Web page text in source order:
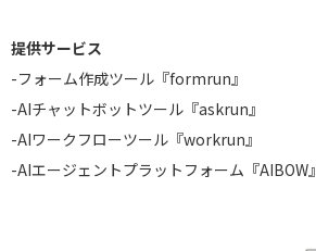
提供サービス
-フォーム作成ツール『formrun』
-AIチャットボットツール『askrun』
-AIワークフローツール『workrun』
-AIエージェントプラットフォーム『AIBOW』